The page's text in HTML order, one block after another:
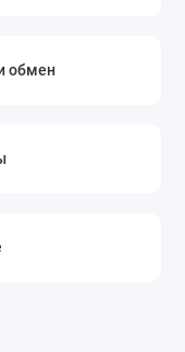
обмен